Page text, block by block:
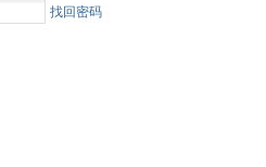
找回密码